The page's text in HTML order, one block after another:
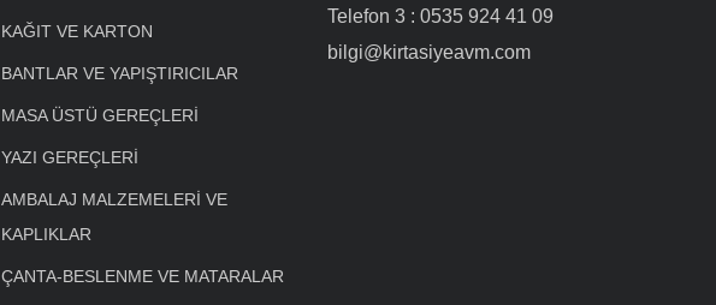
KAĞIT VE KARTON
BANTLAR VE YAPIŞTIRICILAR
MASA ÜSTÜ GEREÇLERİ
YAZI GEREÇLERİ
AMBALAJ MALZEMELERİ VE
KAPLIKLAR
ÇANTA-BESLENME VE MATARALAR
Telefon 3 : 0535 924 41 09
bilgi@kirtasiyeavm.com